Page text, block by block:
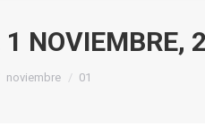
1 NOVIEMBRE,
noviembre 01